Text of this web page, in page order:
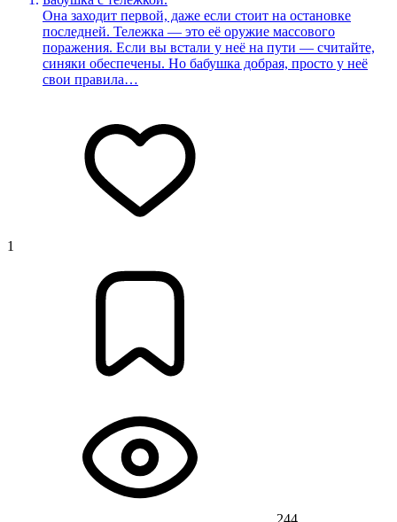
Она заходит первой, даже если стоит на остановке
последней. Тележка — это её оружие массового
поражения. Если вы встали у неё на пути — считайте,
синяки обеспечены. Но бабушка добрая, просто у неё
свои правила…
1
244